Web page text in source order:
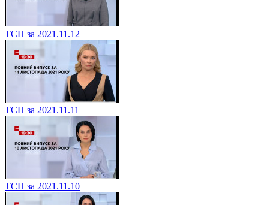
ТСН за 2021.11.12
ТСН за 2021.11.11
ТСН за 2021.11.10